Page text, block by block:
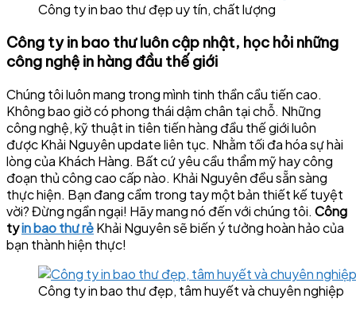
Công ty in bao thư đẹp uy tín, chất lượng
Công ty in bao thư luôn cập nhật, học hỏi những
công nghệ in hàng đầu thế giới
Chúng tôi luôn mang trong mình tinh thần cầu tiến cao.
Không bao giờ có phong thái dậm chân tại chỗ. Những
công nghệ, kỹ thuật in tiên tiến hàng đầu thế giới luôn
được Khải Nguyên update liên tục. Nhằm tối đa hóa sự hài
lòng của Khách Hàng. Bất cứ yêu cầu thẩm mỹ hay công
đoạn thủ công cao cấp nào. Khải Nguyên đều sẵn sàng
thực hiện. Bạn đang cầm trong tay một bản thiết kế tuyệt
vời? Đừng ngần ngại! Hãy mang nó đến với chúng tôi. Công
tyin bao thư rẻKhải Nguyên sẽ biến ý tưởng hoàn hảo của
bạn thành hiện thực!
Công ty in bao thư đẹp, tâm huyết và chuyên nghiệp